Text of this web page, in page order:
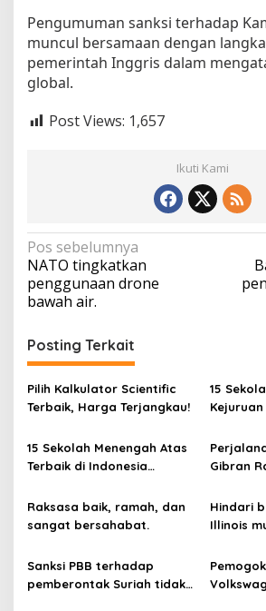
Pengumuman sanksi terhadap
muncul bersamaan dengan
pemerintah Inggris dalam
global.
Post Views: 1,657
Ikuti Kami
N
a
v
g
a
s
p
o
s
Pos sebelumnya
NATO tingkatkan
penggunaan drone
bawah air.
Posting Terkait
Pilih Kalkulator Scientific
Terbaik, Harga Terjangkau!
15
Hasil
15 Sekolah Menengah Atas
Terbaik di Indonesia
Gibran
Raksasa baik, ramah, dan
sangat bersahabat.
Hindari
Illinois
Sanksi PBB terhadap
pemberontak Suriah tidak